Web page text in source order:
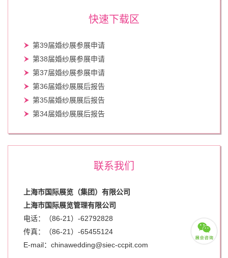
快速下载区
第39届婚纱展参展申请
第38届婚纱展参展申请
第37届婚纱展参展申请
第36届婚纱展展后报告
第35届婚纱展展后报告
第34届婚纱展展后报告
联系我们
上海市国际展览（集团）有限公司
上海市国际展览管理有限公司
电话：（86-21）-62792828
传真：（86-21）-65455124
E-mail：chinawedding@siec-ccpit.com